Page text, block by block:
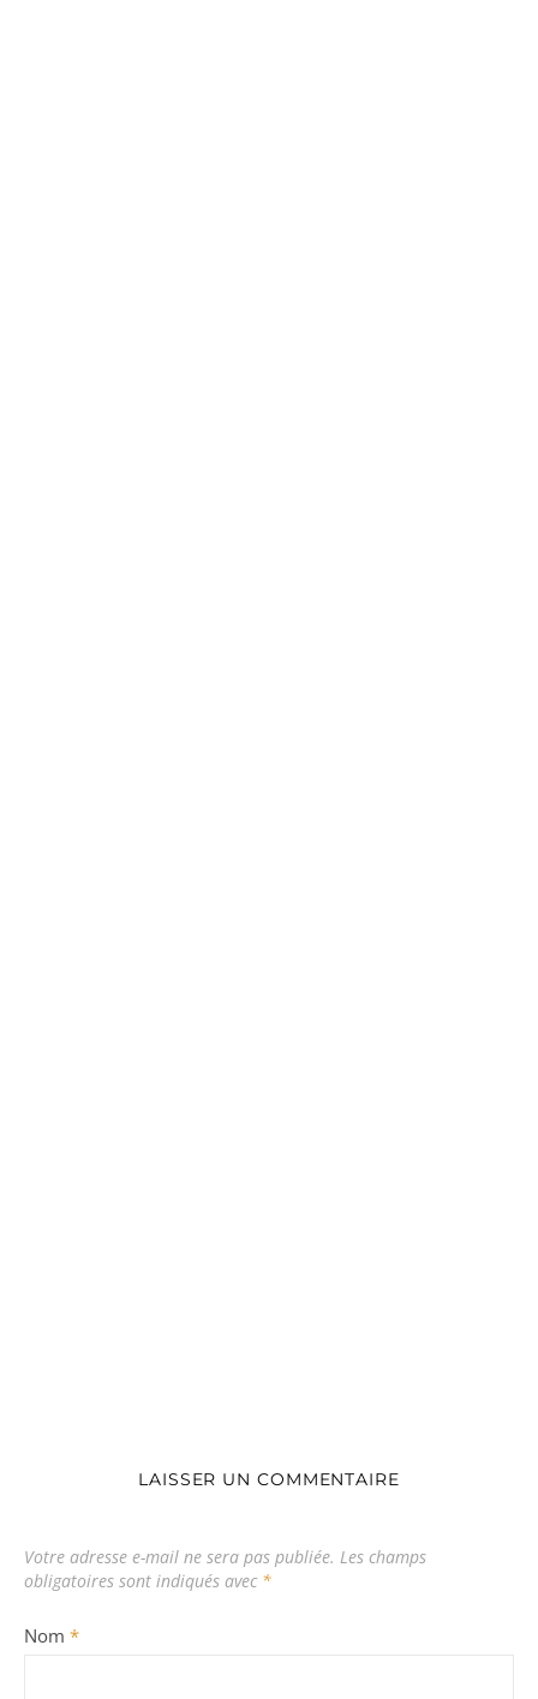
LAISSER UN COMMENTAIRE
Votre adresse e-mail ne sera pas publiée. Les champs
obligatoires sont indiqués avec *
Nom *